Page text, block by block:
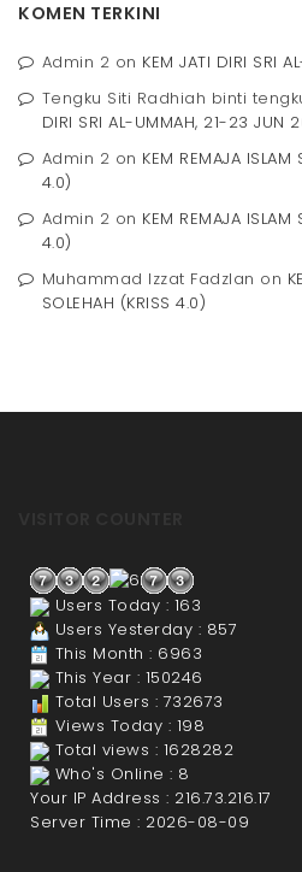
KOMEN TERKINI
Admin 2 on KEM JATI DIRI SRI
Tengku Siti Radhiah binti
DIRI SRI AL-UMMAH, 21-23 JUN
Admin 2 on KEM REMAJA ISLAM
4.0)
Admin 2 on KEM REMAJA ISLAM
4.0)
Muhammad Izzat Fadzlan on
SOLEHAH (KRISS 4.0)
Users Today : 163
Users Yesterday : 857
This Month : 6963
This Year : 150246
Total Users : 732673
Views Today : 198
Total views : 1628282
Who's Online : 8
Your IP Address : 216.73.216.17
Server Time : 2026-08-09